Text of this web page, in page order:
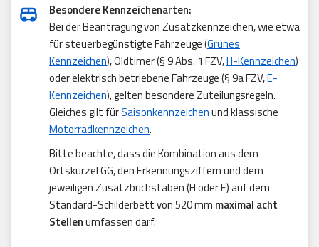
Besondere Kennzeichenarten:
Bei der Beantragung von Zusatzkennzeichen, wie etwa
für steuerbegünstigte Fahrzeuge (Grünes
Kennzeichen), Oldtimer (§ 9 Abs. 1 FZV,H-Kennzeichen)
oder elektrisch betriebene Fahrzeuge (§ 9a FZV,E-
Kennzeichen), gelten besondere Zuteilungsregeln.
Gleiches gilt fürSaisonkennzeichenund klassische
Motorradkennzeichen.
Bitte beachte, dass die Kombination aus dem
Ortskürzel GG, den Erkennungsziffern und dem
jeweiligen Zusatzbuchstaben (H oder E) auf dem
Standard-Schilderbett von 520 mm maximal acht
Stellenumfassen darf.